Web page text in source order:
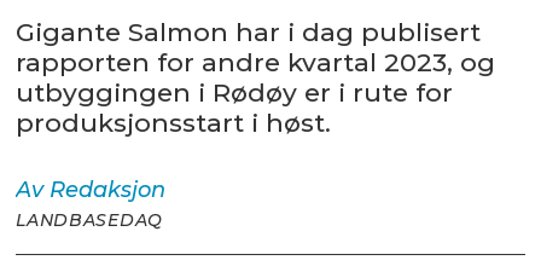
Gigante Salmon har i dag publisert
rapporten for andre kvartal 2023, og
utbyggingen i Rødøy er i rute for
produksjonsstart i høst.
Av Redaksjon
LANDBASEDAQ